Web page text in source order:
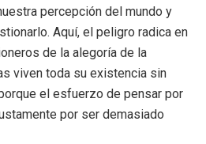
percepción del mundo y
Aquí, el peligro radica en
de la alegoría de la
viven toda su existencia sin
el esfuerzo de pensar por
por ser demasiado